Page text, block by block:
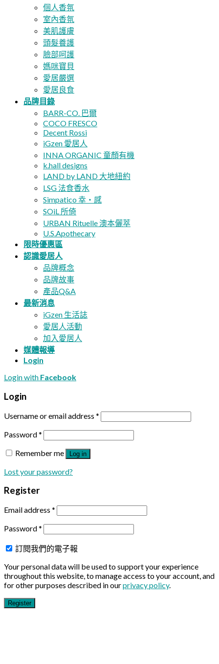
個人香氛
室內香氛
美肌護膚
頭髮養護
臉部呵護
媽咪寶貝
愛居嚴選
愛居良食
品牌目錄
BARR-CO. 巴爾
COCO FRESCO
Decent Rossi
iGzen 愛居人
INNA ORGANIC 童顏有機
k.hall designs
LAND by LAND 大地紐約
LSG 法食香水
Simpatico 幸・感
SOiL 所倚
URBAN Rituelle 澳本儷萃
U.S.Apothecary
限時優惠區
認識愛居人
品牌概念
品牌故事
產品Q&A
最新消息
iGzen 生活誌
愛居人活動
加入愛居人
媒體報導
Login
Login with Facebook
Login
Username or email address *
Password*
Remember me
Log in
Lost your password?
Register
Email address *
Password*
訂閱我們的電子報
Your personal data will be used to support your experience
throughout this website, to manage access to your account, and
for other purposes described in ourprivacy policy.
Register